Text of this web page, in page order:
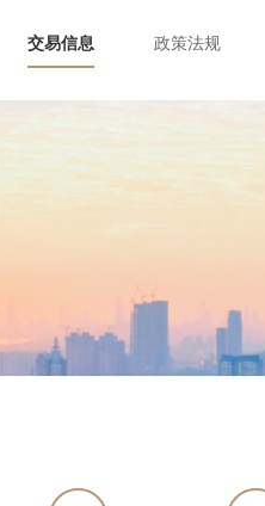
交易信息 政策法规